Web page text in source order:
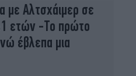
με Αλτσχάιμερ σε
ετών -Το πρώτο
έβλεπα μια